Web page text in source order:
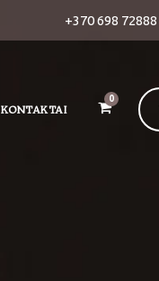
+370 698 72888
KONTAKTAI
0